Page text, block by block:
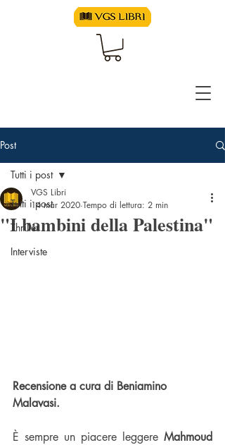
Post
Tutti i post
Thriller
Interviste
Tutti i post
"I bambini della Palestina"
VGS Libri
14 mar 2020 Tempo di lettura: 2 min
Recensione a cura di Beniamino
Malavasi.
È sempre un piacere leggere Mahmoud